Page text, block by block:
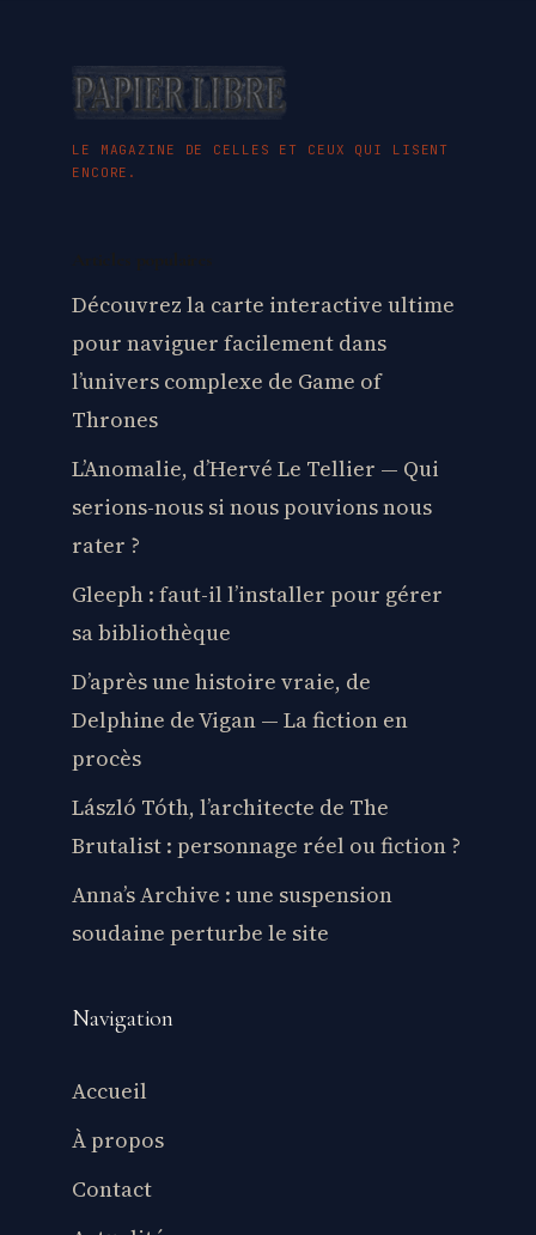
LE MAGAZINE DE CELLES ET CEUX QUI LISENT
ENCORE.
Découvrez la carte interactive ultime
pour naviguer facilement dans
l’univers complexe de Game of
Thrones
L’Anomalie, d’Hervé Le Tellier — Qui
serions-nous si nous pouvions nous
rater ?
Gleeph : faut-il l’installer pour gérer
sa bibliothèque
D’après une histoire vraie, de
Delphine de Vigan — La fiction en
procès
László Tóth, l’architecte de The
Brutalist : personnage réel ou fiction ?
Anna’s Archive : une suspension
soudaine perturbe le site
Navigation
Accueil
À propos
Contact